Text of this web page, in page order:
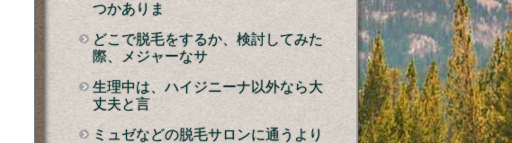
つかありま
どこで脱毛をするか、検討してみた
際、メジャーなサ
生理中は、ハイジニーナ以外なら大
丈夫と言
ミュゼなどの脱毛サロンに通うより